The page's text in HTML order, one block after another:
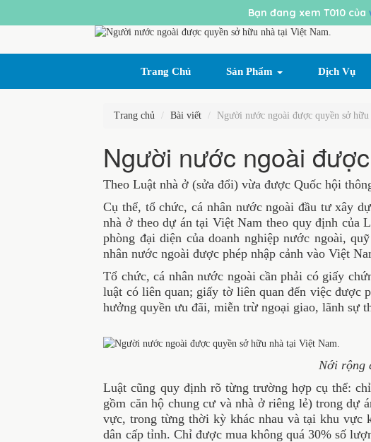
Trang Chủ Sản Phẩm Dịch Vụ
Trang chủ Bài viết Người nước ngoài được quyền sở
Người nước ngoài
Theo Luật nhà ở (sửa đổi) vừa được Quốc hội
Cụ thể, tổ chức, cá nhân nước ngoài đầu tư xây
nhà ở theo dự án tại Việt Nam theo quy định của
phòng đại diện của doanh nghiệp nước ngoài,
nhân nước ngoài được phép nhập cảnh vào Việt
Tổ chức, cá nhân nước ngoài cần phải có giấy
luật có liên quan; giấy tờ liên quan đến việc được
hưởng quyền ưu đãi, miễn trừ ngoại giao, lãnh sự
Nới rộng
Luật cũng quy định rõ từng trường hợp cụ thể:
gồm căn hộ chung cư và nhà ở riêng lẻ) trong dự
vực, trong từng thời kỳ khác nhau và tại khu vực
dân cấp tỉnh. Chỉ được mua không quá 30% số
Bạn đang xem T010 của